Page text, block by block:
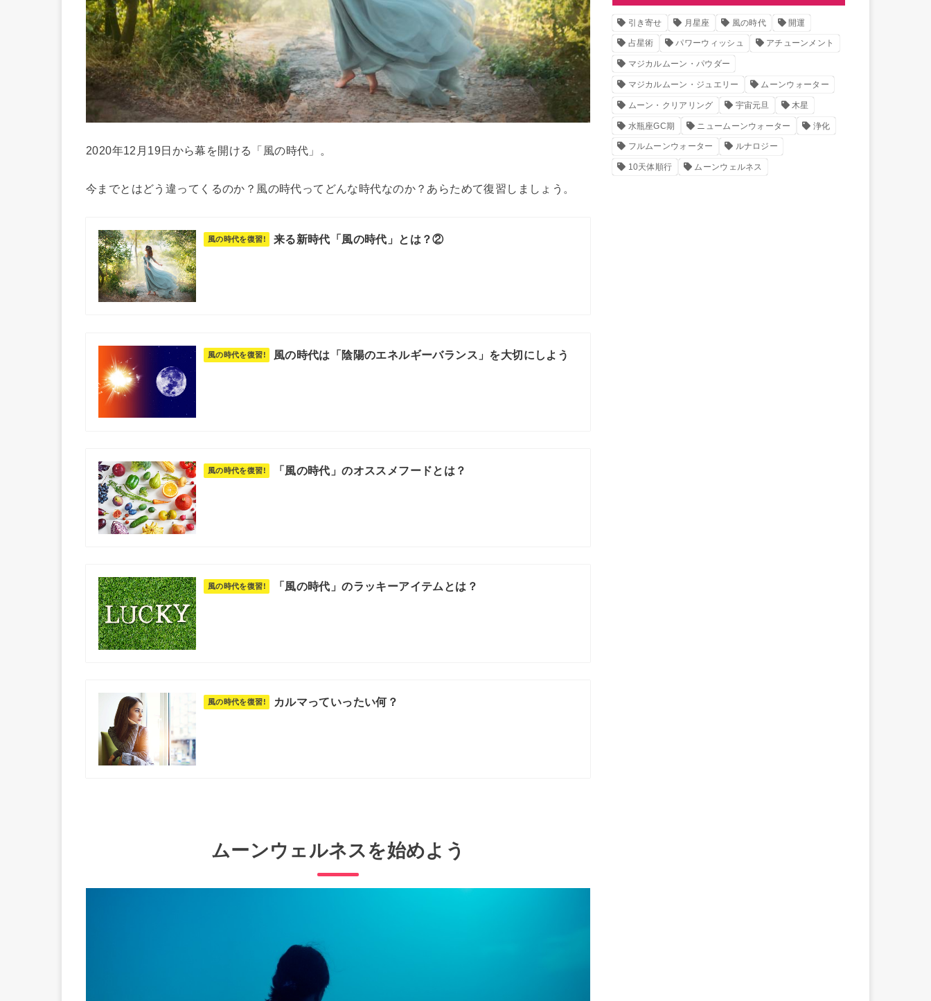
2020年12月19日から幕を開ける「風の時代」。
今までとはどう違ってくるのか？風の時代ってどんな時代なのか？あらためて復習しましょう。
来る新時代「風の時代」とは？②
風の時代は「陰陽のエネルギーバランス」を大切にしよう
「風の時代」のオススメフードとは？
「風の時代」のラッキーアイテムとは？
カルマっていったい何？
ムーンウェルネスを始めよう
引き寄せ 月星座 風の時代 開運
占星術 パワーウィッシュ アチューンメント
マジカルムーン・パウダー
マジカルムーン・ジュエリー ムーンウォーター
ムーン・クリアリング 宇宙元旦 木星
水瓶座GC期 ニュームーンウォーター 浄化
フルムーンウォーター ルナロジー
10天体順行 ムーンウェルネス